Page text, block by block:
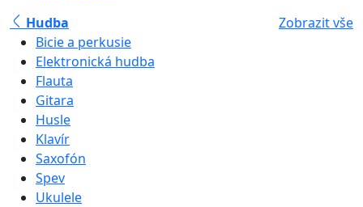
Hudba
Zobrazit vše
Bicie a perkusie
Elektronická hudba
Flauta
Gitara
Husle
Klavír
Saxofón
Spev
Ukulele